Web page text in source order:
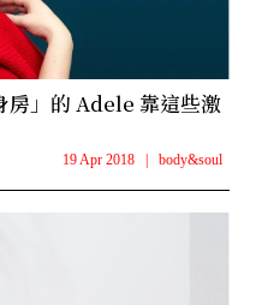
房」的 Adele 靠這些激
19 Apr 2018 | body&soul